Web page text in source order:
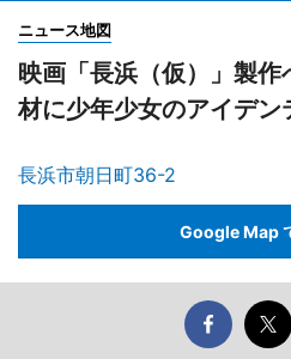
ニュース地図
映画「長浜（仮）」製
材に少年少女のアイデン
長浜市朝日町36-2
Google Map